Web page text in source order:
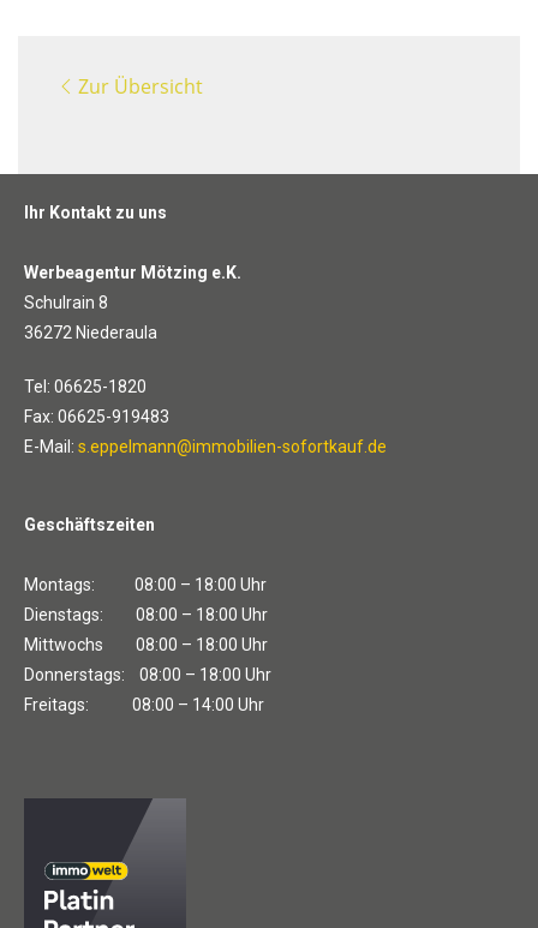
Zur Übersicht
Ihr Kontakt zu uns
Werbeagentur Mötzing e.K.
Schulrain 8
36272 Niederaula
Tel: 06625-1820
Fax: 06625-919483
E-Mail: s.eppelmann@immobilien-sofortkauf.de
Geschäftszeiten
Montags: 08:00 – 18:00 Uhr
Dienstags: 08:00 – 18:00 Uhr
Mittwochs 08:00 – 18:00 Uhr
Donnerstags: 08:00 – 18:00 Uhr
Freitags: 08:00 – 14:00 Uhr